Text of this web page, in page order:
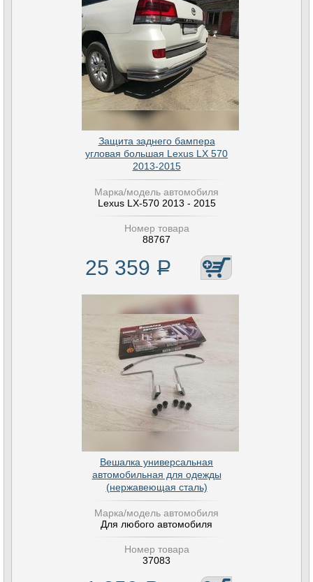
Защита заднего бампера
угловая большая Lexus LX 570
2013-2015
Марка/модель автомобиля
Lexus LX-570 2013 - 2015
Номер товара
88767
25 359 Р
Вешалка универсальная
автомобильная для одежды
(нержавеющая сталь)
Марка/модель автомобиля
Для любого автомобиля
Номер товара
37083